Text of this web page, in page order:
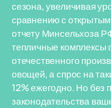
сезона, увеличивая
сравнению с
отчету Минсельхоза
тепличные комплексы
отечественного
овощей, а спрос на
12% ежегодно. Но без
законодательства